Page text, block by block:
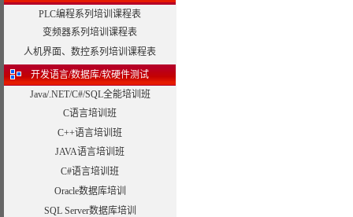
PLC编程系列培训课程表
变频器系列培训课程表
人机界面、数控系列培训课程表
开发语言/数据库/软硬件测试
Java/.NET/C#/SQL全能培训班
C语言培训班
C++语言培训班
JAVA语言培训班
C#语言培训班
Oracle数据库培训
SQL Server数据库培训